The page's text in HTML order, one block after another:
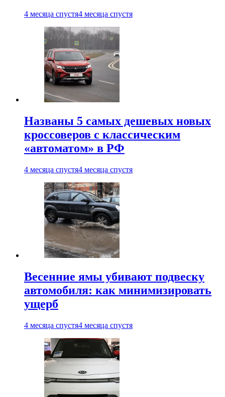
4 месяца спустя4 месяца спустя
Названы 5 самых дешевых новых
кроссоверов с классическим
«автоматом» в РФ
4 месяца спустя4 месяца спустя
Весенние ямы убивают подвеску
автомобиля: как минимизировать
ущерб
4 месяца спустя4 месяца спустя